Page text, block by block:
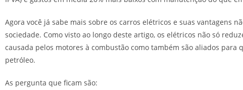
Agora você já sabe mais sobre os carros elétricos e suas vantagens
sociedade. Como visto ao longo deste artigo, os elétricos não só
causada pelos motores à combustão como também são aliados
petróleo.
As pergunta que ficam são: